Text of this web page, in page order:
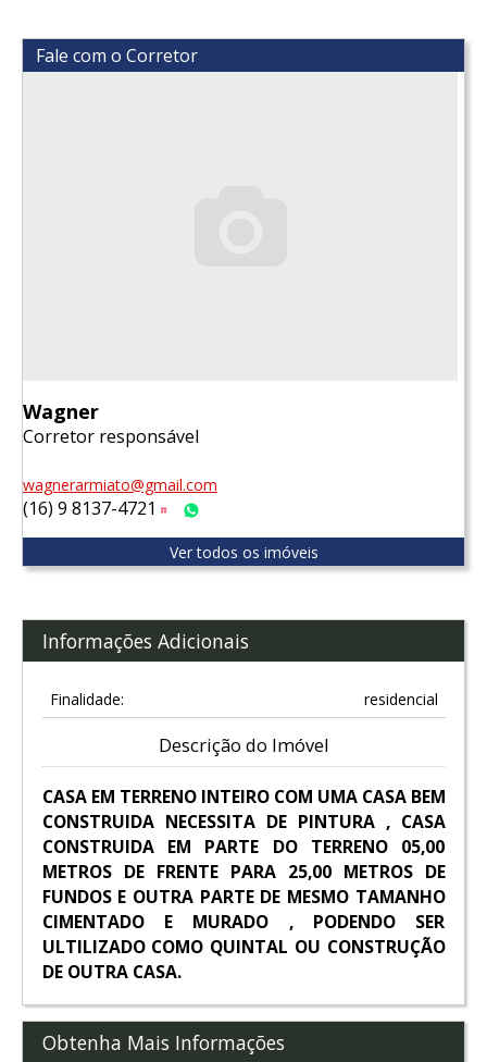
Fale com o Corretor
Wagner
Corretor responsável
wagnerarmiato@gmail.com
(16) 9 8137-4721 Tim
Ver todos os imóveis
Informações Adicionais
Finalidade: residencial
Descrição do Imóvel
CASA EM TERRENO INTEIRO COM UMA CASA BEM
CONSTRUIDA NECESSITA DE PINTURA , CASA
CONSTRUIDA EM PARTE DO TERRENO 05,00
METROS DE FRENTE PARA 25,00 METROS DE
FUNDOS E OUTRA PARTE DE MESMO TAMANHO
CIMENTADO E MURADO , PODENDO SER
ULTILIZADO COMO QUINTAL OU CONSTRUÇÃO
DE OUTRA CASA.
Obtenha Mais Informações